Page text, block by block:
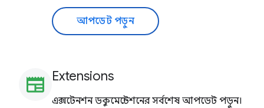
আপডেট পড়ুন
newspaper Extensions
এক্সটেনশন ডকুমেন্টেশনের সর্বশেষ আপডেট পড়ুন।